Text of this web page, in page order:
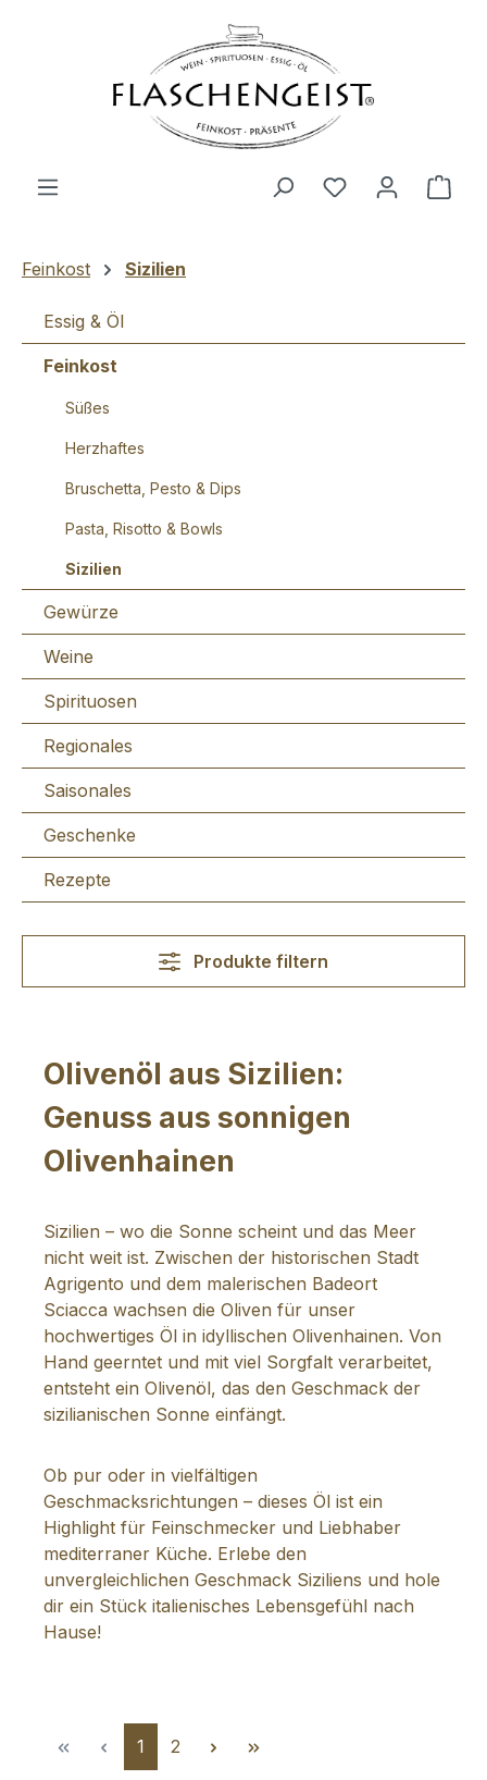
Du hast 0
Feinkost Sizilien
Essig & Öl
Feinkost
Süßes
Herzhaftes
Bruschetta, Pesto & Dips
Pasta, Risotto & Bowls
Sizilien
Gewürze
Weine
Spirituosen
Regionales
Saisonales
Geschenke
Rezepte
Produkte filtern
Olivenöl aus Sizilien:
Genuss aus sonnigen
Olivenhainen
Sizilien – wo die Sonne scheint und das Meer
nicht weit ist. Zwischen der historischen Stadt
Agrigento und dem malerischen Badeort
Sciacca wachsen die Oliven für unser
hochwertiges Öl in idyllischen Olivenhainen. Von
Hand geerntet und mit viel Sorgfalt verarbeitet,
entsteht ein Olivenöl, das den Geschmack der
sizilianischen Sonne einfängt.
Ob pur oder in vielfältigen
Geschmacksrichtungen – dieses Öl ist ein
Highlight für Feinschmecker und Liebhaber
mediterraner Küche. Erlebe den
unvergleichlichen Geschmack Siziliens und hole
dir ein Stück italienisches Lebensgefühl nach
Hause!
Seite
1 Seite
2